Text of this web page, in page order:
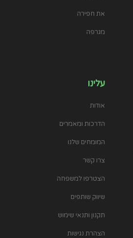
את חפירה
מגרפה
עלינו
אודות
הדרכות ומאמרים
המומחים שלנו
צרו קשר
הצטרפו למשפחה
שיווק שותפים
תקנון ותנאי שימוש
הצהרת נגישות